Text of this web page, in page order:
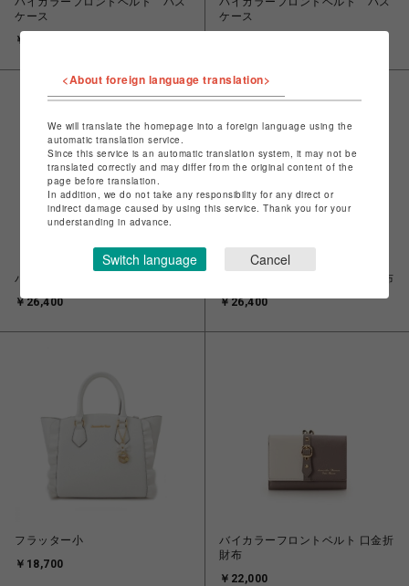
ケース
￥16,500
ケース
バイカラーフロントベルト 長財布
￥26,400
バイカラーフロントベルト 長財布
￥26,400
フラッター小
￥18,700
バイカラーフロントベルト 口金折
財布
￥22,000
<About foreign language translation>
We will translate the homepage into a foreign language using the
automatic translation service.
Since this service is an automatic translation system, it may not be
translated correctly and may differ from the original content of the
page before translation.
In addition, we do not take any responsibility for any direct or
indirect damage caused by using this service. Thank you for your
understanding in advance.
Switch language Cancel